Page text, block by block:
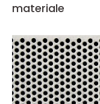
materiale